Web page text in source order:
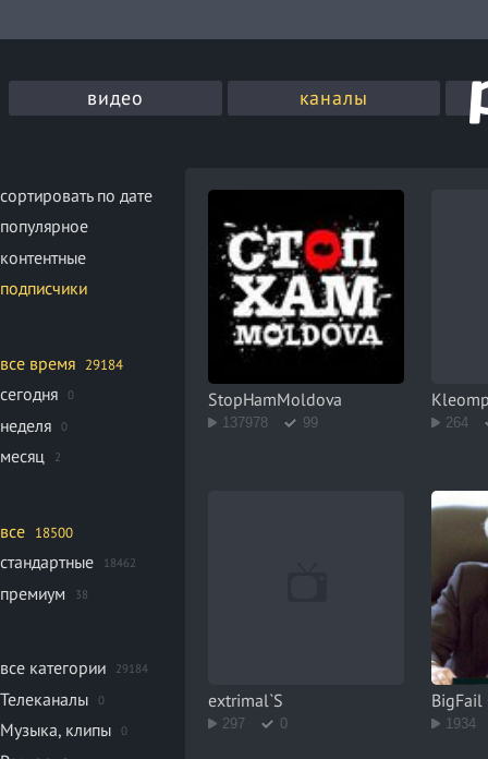
видео каналы
сортировать по дате
популярное
контентные
подписчики
все время 29184
сегодня 0
неделя 0
месяц 2
все 18500
стандартные 18462
премиум 38
все категории 29184
Телеканалы 0
Музыка, клипы 0
StopHamMoldova
137978 99 264
extrimal`S
297 0
BigFail
1934